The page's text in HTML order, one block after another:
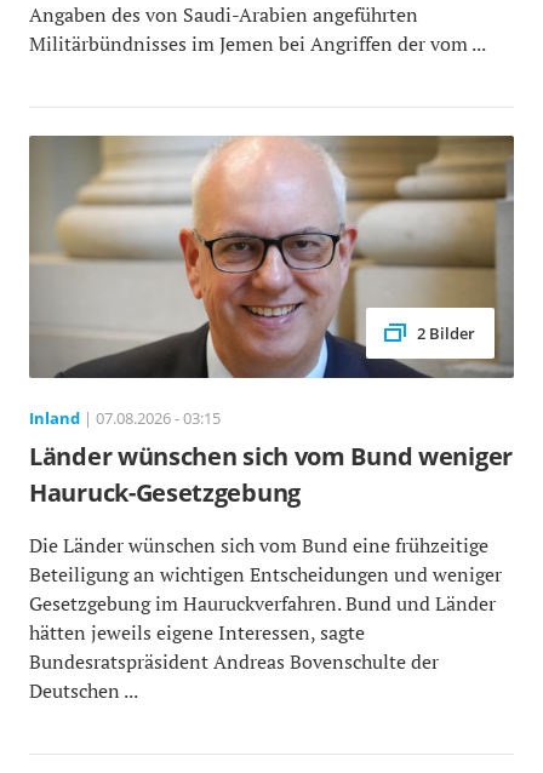
Angaben des von Saudi-Arabien angeführten
Militärbündnisses im Jemen bei Angriffen der vom ...
2 Bilder
Inland | 07.08.2026 - 03:15
Länder wünschen sich vom Bund weniger
Hauruck-Gesetzgebung
Die Länder wünschen sich vom Bund eine frühzeitige
Beteiligung an wichtigen Entscheidungen und weniger
Gesetzgebung im Hauruckverfahren. Bund und Länder
hätten jeweils eigene Interessen, sagte
Bundesratspräsident Andreas Bovenschulte der
Deutschen ...